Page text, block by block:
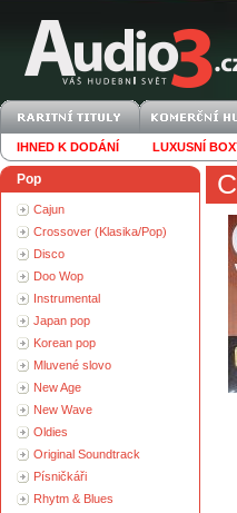
IHNED K DODÁNÍ LUXUSNÍ
Pop
Cajun
Crossover (Klasika/Pop)
Disco
Doo Wop
Instrumental
Japan pop
Korean pop
Mluvené slovo
New Age
New Wave
Oldies
Original Soundtrack
Písničkáři
Rhytm & Blues